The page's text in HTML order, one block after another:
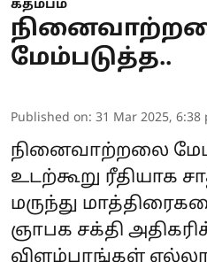
கதம்பம்
மேம்படுத்த..
Published on: 31 Mar 2025, 6:38
நினைவாற்றலை
உடற்கூறு ரீதியாக
மருந்து
ஞாபக சக்தி